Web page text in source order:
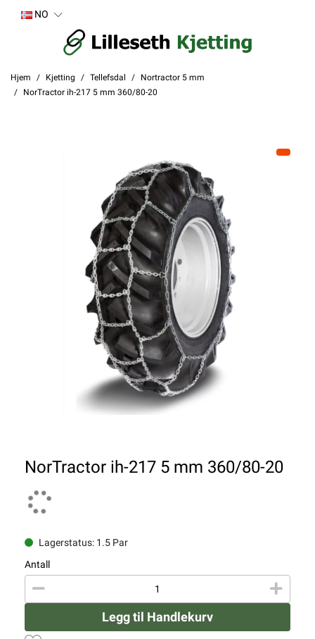
NO
Hjem Kjetting Tellefsdal
Nortractor 5 mm
NorTractor ih-217 5 mm 360/80-20
NorTractor ih-217 5 mm 360/80-20
Lagerstatus: 1.5 Par
Antall
Legg til Handlekurv